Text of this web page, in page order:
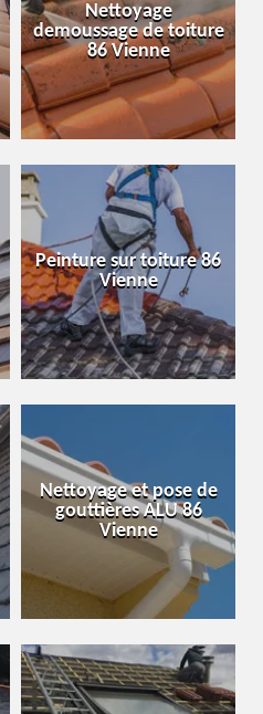
Nettoyage
demoussage de toiture
86 Vienne
Peinture sur toiture 86
Vienne
Nettoyage et pose de
gouttières ALU 86
Vienne